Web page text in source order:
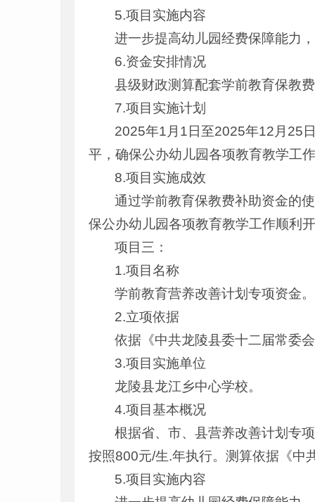
5.项目实施内容
进一步提高幼儿园经费保障能力
6.资金安排情况
县级财政测算配套学前教育保教
7.项目实施计划
2025年1月1日至2025年12月25
平，确保公办幼儿园各项教育教学工
8.项目实施成效
通过学前教育保教费补助资金的
保公办幼儿园各项教育教学工作顺利
项目三：
1.项目名称
学前教育营养改善计划专项资金。
2.立项依据
依据《中共龙陵县委十二届常委
3.项目实施单位
龙陵县龙江乡中心学校。
4.项目基本概况
根据省、市、县营养改善计划专
按照800元/生.年执行。测算依据《中
5.项目实施内容